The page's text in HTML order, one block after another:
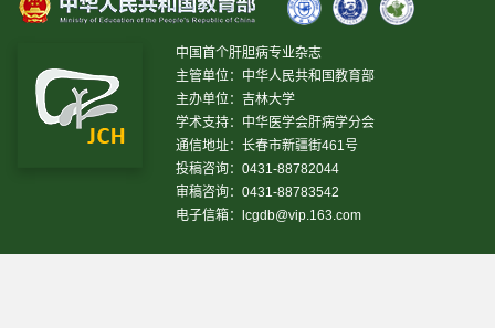
中国首个肝胆病专业杂志
主管单位：中华人民共和国教育部
主办单位：吉林大学
学术支持：中华医学会肝病学分会
通信地址：长春市新疆街461号
投稿咨询：0431-88782044
审稿咨询：0431-88783542
电子信箱：
lcgdb@vip.163.com